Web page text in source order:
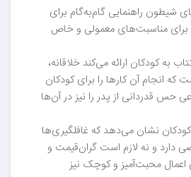
شیطون راهنمایی گام‌به‌گام برای
مناسبت‌های معمولی و خاص
به کودکان ارائه می‌کند خلاقانه،
انجام آن کارها را برای کودکان
حس قدردانی از پدر را نیز در آن‌ها
نشان می‌دهد که غافلگیری‌ها
دارد و نه لازم است گران‌قیمت و
اعمال محبت‌آمیز و کوچک نیز